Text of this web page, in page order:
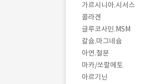
가르시니아.시서스
콜라겐
글루코사민.MSM
칼슘.마그네슘
아연.철분
마카/쏘팔메토
아르기닌